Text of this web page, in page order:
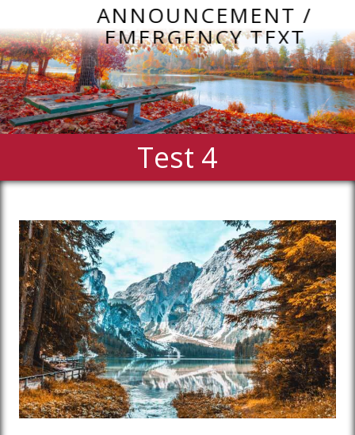
ANNOUNCEMENT /
EMERGENCY TEXT
Test 4